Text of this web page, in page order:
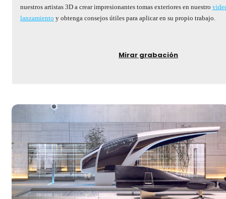
nuestros artistas 3D a crear impresionantes tomas exteriores en nuestro
lanzamiento y obtenga consejos útiles para aplicar en su propio trabajo.
Mirar grabación